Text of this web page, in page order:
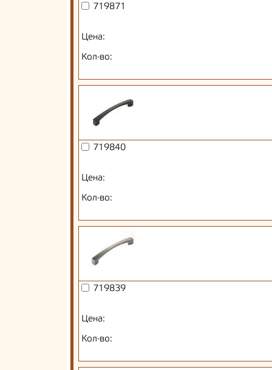
719871
Цена:
Кол-во:
719840
Цена:
Кол-во:
719839
Цена:
Кол-во: